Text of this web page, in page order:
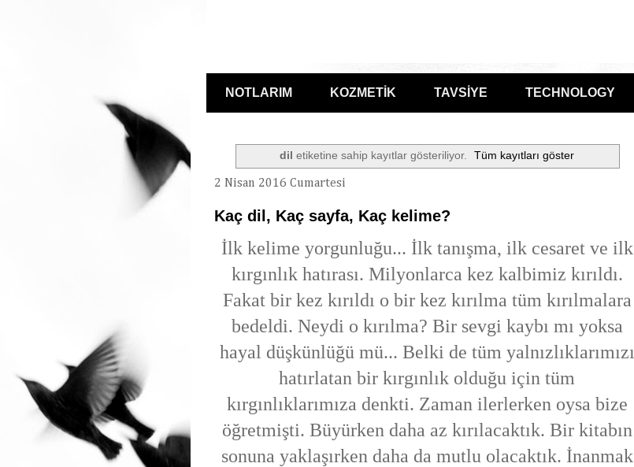
NOTLARIM KOZMETİK TAVSİYE TECHNOLOGY
dil etiketine sahip kayıtlar gösteriliyor. Tüm kayıtları göster
2 Nisan 2016 Cumartesi
Kaç dil, Kaç sayfa, Kaç kelime?
İlk kelime yorgunluğu... İlk tanışma, ilk cesaret ve ilk
kırgınlık hatırası. Milyonlarca kez kalbimiz kırıldı.
Fakat bir kez kırıldı o bir kez kırılma tüm kırılmalara
bedeldi. Neydi o kırılma? Bir sevgi kaybı mı yoksa
hayal düşkünlüğü mü... Belki de tüm yalnızlıklarımızı
hatırlatan bir kırgınlık olduğu için tüm
kırgınlıklarımıza denkti. Zaman ilerlerken oysa bize
öğretmişti. Büyürken daha az kırılacaktık. Bir kitabın
sonuna yaklaşırken daha da mutlu olacaktık. İnanmak